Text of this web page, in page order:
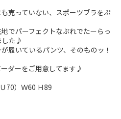
売っていない、スポーツブラをぷ
でパーフェクトなぷれでたーらっ
した♪
履いているパンツ、そのものッ！
ダーをご用意してます♪
70）Ｗ60 Ｈ89